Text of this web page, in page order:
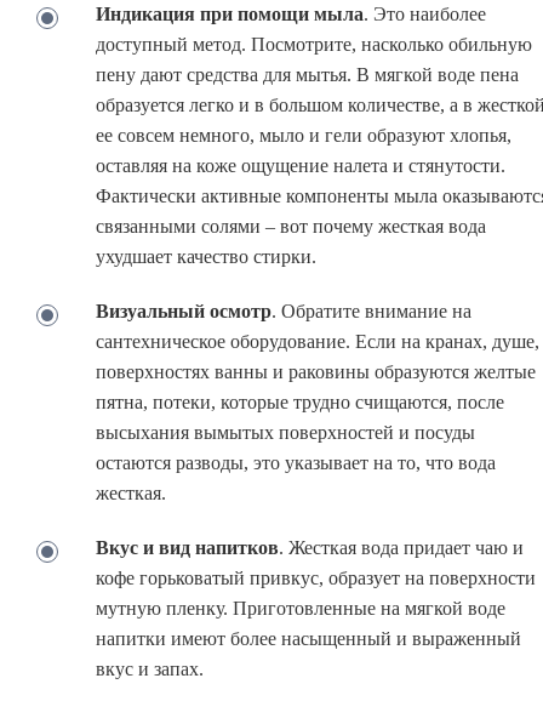
Индикация при помощи мыла. Это наиболее
доступный метод. Посмотрите, насколько обильную
пену дают средства для мытья. В мягкой воде пена
образуется легко и в большом количестве, а в
ее совсем немного, мыло и гели образуют хлопья,
оставляя на коже ощущение налета и стянутости.
Фактически активные компоненты мыла
связанными солями – вот почему жесткая вода
ухудшает качество стирки.
Визуальный осмотр. Обратите внимание на
сантехническое оборудование. Если на кранах, душе,
поверхностях ванны и раковины образуются желтые
пятна, потеки, которые трудно счищаются, после
высыхания вымытых поверхностей и посуды
остаются разводы, это указывает на то, что вода
жесткая.
Вкус и вид напитков. Жесткая вода придает чаю и
кофе горьковатый привкус, образует на поверхности
мутную пленку. Приготовленные на мягкой воде
напитки имеют более насыщенный и выраженный
вкус и запах.